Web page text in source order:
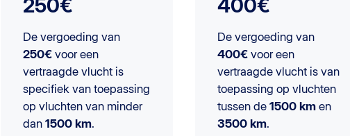
250€
De vergoeding van
250€ voor een
vertraagde vlucht is
specifiek van toepassing
op vluchten van minder
dan 1500 km.
400€
De vergoeding van
400€voor een
vertraagde vlucht is van
toepassing op vluchten
tussen de 1500 kmen
3500 km.